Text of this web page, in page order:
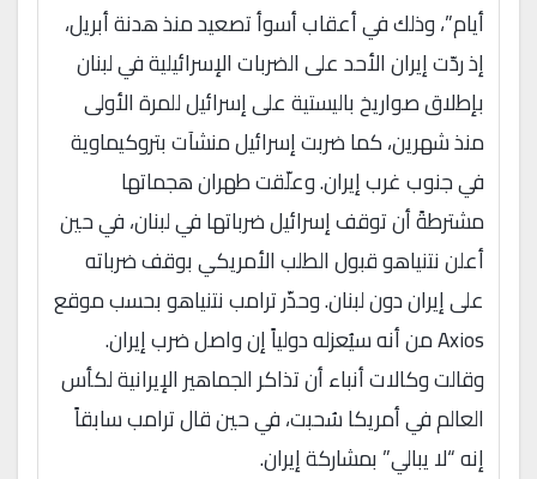
أيام”، وذلك في أعقاب أسوأ تصعيد منذ هدنة أبريل،
إذ ردّت إيران الأحد على الضربات الإسرائيلية في لبنان
بإطلاق صواريخ باليستية على إسرائيل للمرة الأولى
منذ شهرين، كما ضربت إسرائيل منشآت بتروكيماوية
في جنوب غرب إيران. وعلّقت طهران هجماتها
مشترطةً أن توقف إسرائيل ضرباتها في لبنان، في حين
أعلن نتنياهو قبول الطلب الأمريكي بوقف ضرباته
على إيران دون لبنان. وحذّر ترامب نتنياهو بحسب موقع
Axios من أنه سيُعزله دولياً إن واصل ضرب إيران.
وقالت وكالات أنباء أن تذاكر الجماهير الإيرانية لكأس
العالم في أمريكا سُحبت، في حين قال ترامب سابقاً
إنه “لا يبالي” بمشاركة إيران.